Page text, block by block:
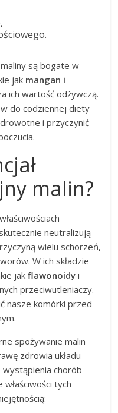
są bogate w
jak mangan i
ich wartość odżywczą.
do codziennej diety
i przyczynić
malin?
neutralizują
wielu schorzeń,
W ich składzie
jakflawonoidy i
przeciwutleniaczy.
nasze komórki przed
spożywanie malin
zdrowia układu
chorób
tych